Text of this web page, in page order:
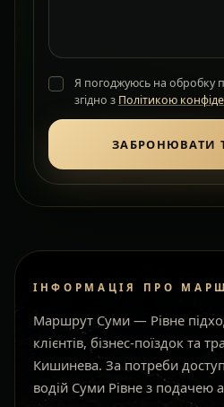
Я погоджуюсь на обробку
згідно з Політикою
ЗАБРОНЮВАТИ
ІНФОРМАЦІЯ ПРО
Маршрут Суми — Рівне
клієнтів, бізнес-поїздок та
Кишинева. За потреби
водій Суми Рівне з подачею